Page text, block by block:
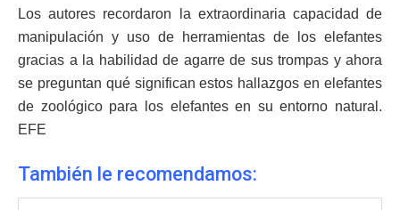
Los autores recordaron la extraordinaria capacidad de
manipulación y uso de herramientas de los elefantes
gracias a la habilidad de agarre de sus trompas y ahora
se preguntan qué significan estos hallazgos en elefantes
de zoológico para los elefantes en su entorno natural.
EFE
También le recomendamos: